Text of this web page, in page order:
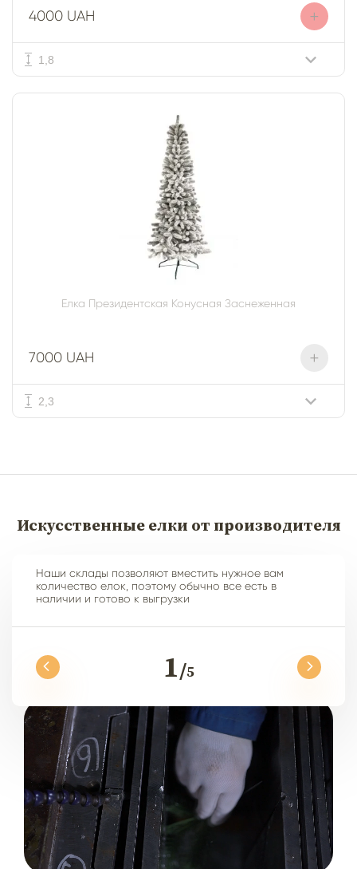
4000 UAH +
1,8
Елка Президентская Конусная Заснеженная
7000 UAH +
2,3
Искусственные елки от производителя
Наши склады позволяют вместить нужное вам
количество елок, поэтому обычно все есть в
наличии и готово к выгрузки
1 5